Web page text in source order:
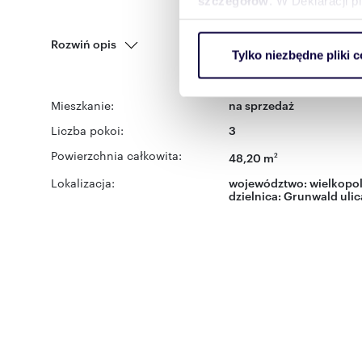
ruch w naszej witrynie.
reklamowym i
uzyskanymi podczas
Tylko niezbędne pliki
Rozwiń opis
Mieszkanie: na sprzedaż
Liczba pokoi: 3
Powierzchnia całkowita: 48,20 m2
Lokalizacja: województwo:
dzielnica: Grunwald